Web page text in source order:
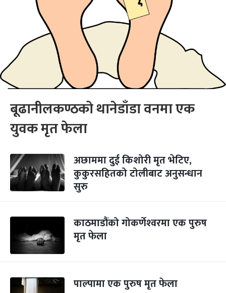
बूढानीलकण्ठको थानेडाँडा वनमा एक
युवक मृत फेला
अछाममा दुई किशोरी मृत भेटिए,
कुकुरसहितको टोलीबाट अनुसन्धान
सुरु
काठमाडौंको गोकर्णेश्‍वरमा एक पुरुष
मृत फेला
पाल्पामा एक पुरुष मृत फेला